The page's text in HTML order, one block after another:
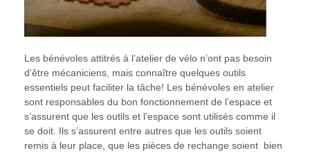
Les bénévoles attitrés à l’atelier de vélo n’ont pas besoin
d’être mécaniciens, mais connaître quelques outils
essentiels peut faciliter la tâche! Les bénévoles en atelier
sont responsables du bon fonctionnement de l’espace et
s’assurent que les outils et l’espace sont utilisés comme il
se doit. Ils s’assurent entre autres que les outils soient
remis à leur place, que les pièces de rechange soient bien